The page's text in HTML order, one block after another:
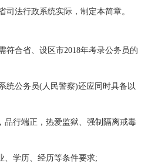
司法行政系统实际，制定本简章。
合省、设区市2018年考录公务员的
公务员(人民警察)还应同时具备以
行端正，热爱监狱、强制隔离戒毒
学历、经历等条件要求;